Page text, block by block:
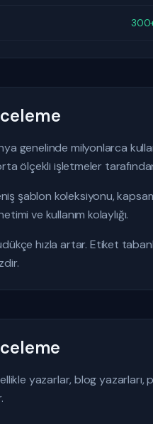
genelinde milyonlarca
ölçekli işletmeler tarafından
şablon koleksiyonu,
ve kullanım kolaylığı.
hızla artar. Etiket
yazarlar, blog